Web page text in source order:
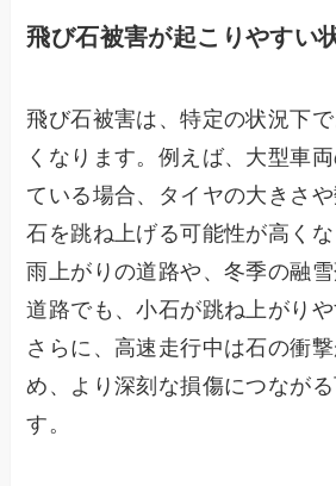
飛び石被害が起こりやすい
飛び石被害は、特定の状況下
くなります。例えば、大型車
ている場合、タイヤの大きさや
石を跳ね上げる可能性が高くな
雨上がりの道路や、冬季の融
道路でも、小石が跳ね上がりや
さらに、高速走行中は石の衝
め、より深刻な損傷につなが
す。